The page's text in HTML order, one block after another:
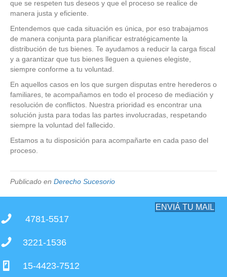
que se respeten tus deseos y que el proceso se realice de
manera justa y eficiente.
Entendemos que cada situación es única, por eso trabajamos
de manera conjunta para planificar estratégicamente la
distribución de tus bienes. Te ayudamos a reducir la carga fiscal
y a garantizar que tus bienes lleguen a quienes elegiste,
siempre conforme a tu voluntad.
En aquellos casos en los que surgen disputas entre herederos o
familiares, te acompañamos en todo el proceso de mediación y
resolución de conflictos. Nuestra prioridad es encontrar una
solución justa para todas las partes involucradas, respetando
siempre la voluntad del fallecido.
Estamos a tu disposición para acompañarte en cada paso del
proceso.
Publicado en Derecho Sucesorio
ENVIÁ TU MAIL
4781-5517
3221-1536
15-4423-7512